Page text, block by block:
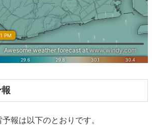
報は以下のとおりです。